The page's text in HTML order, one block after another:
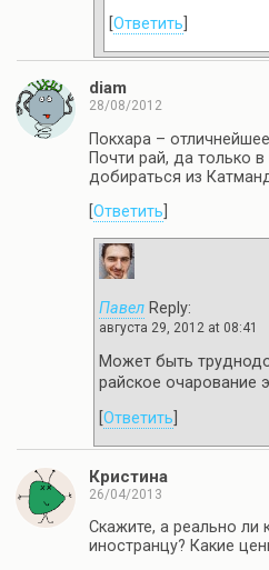
Ответить
diam
28/08/2012
Покхара –
Почти рай, да только
добираться из
Ответить
Павел Reply:
августа 29, 2012 at 08:41
Может быть
райское очарование
Ответить
Кристина
26/04/2013
Скажите, а реально
иностранцу? Какие